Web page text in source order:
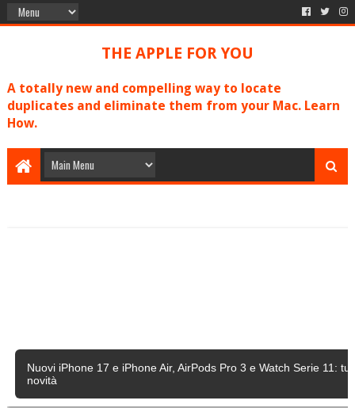
THE APPLE FOR YOU
A totally new and compelling way to locate
duplicates and eliminate them from your Mac. Learn
How.
Apple rilascia iOS 18.6.2